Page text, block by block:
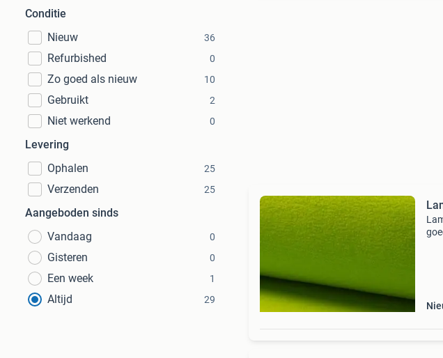
Conditie
Nieuw
36
Refurbished 0
Zo goed als nieuw 10
Gebruikt 2
Niet werkend 0
Levering
Ophalen
25
Verzenden 25
Aangeboden sinds
Vandaag
0
Gisteren 0
Een week 1
Altijd 29